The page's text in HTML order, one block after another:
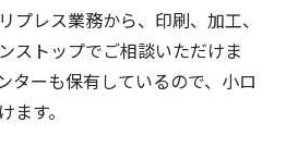
プレス業務から、印刷、加工、
ストップでご相談いただけま
ターも保有しているので、小ロ
ます。